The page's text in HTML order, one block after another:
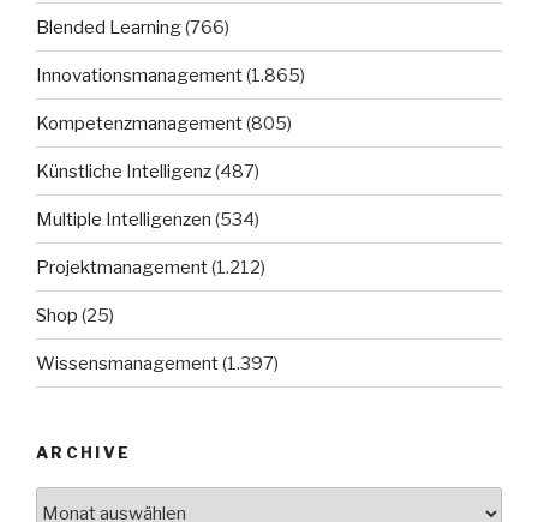
Blended Learning(766)
Innovationsmanagement(1.865)
Kompetenzmanagement(805)
Künstliche Intelligenz(487)
Multiple Intelligenzen (534)
Projektmanagement(1.212)
Shop (25)
Wissensmanagement(1.397)
ARCHIVE